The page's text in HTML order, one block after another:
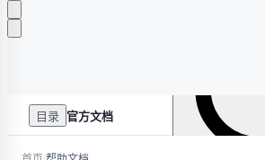
目录 官方文档